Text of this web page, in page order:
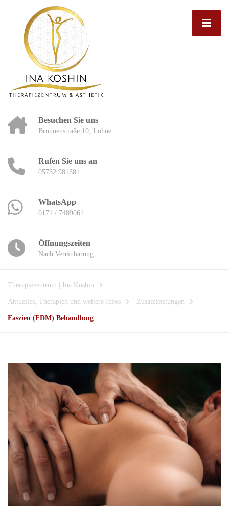
Besuchen Sie uns
Brunnenstraße 10, Löhne
Rufen Sie uns an
05732 981381
WhatsApp
0171 / 7489061
Öffnungszeiten
Nach Vereinbarung
Therapiezentrum | Ina Koshin
Aktuelles, Therapien und weitere Infos
Zusatzleistungen
Faszien (FDM) Behandlung